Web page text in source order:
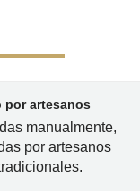
por artesanos
manualmente,
por artesanos